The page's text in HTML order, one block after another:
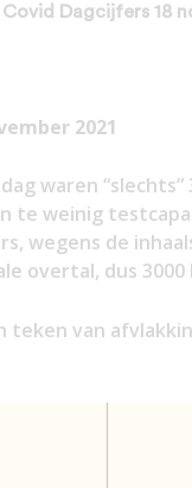
Dagcijfers 18
2021
waren
te weinig
wegens de
overtal, dus
teken van